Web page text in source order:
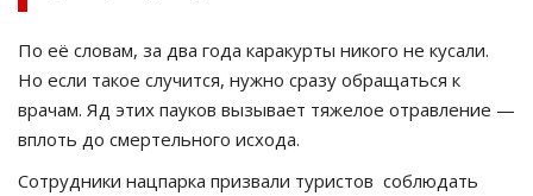
По её словам, за два года каракурты никого не кусали.
Но если такое случится, нужно сразу обращаться к
врачам. Яд этих пауков вызывает тяжелое отравление —
вплоть до смертельного исхода.
Сотрудники нацпарка призвали туристов соблюдать